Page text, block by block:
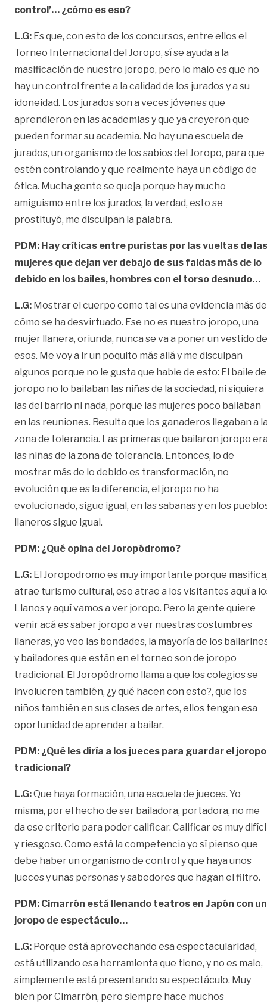
control’… ¿cómo es eso?
L.G: Es que, con esto de los concursos, entre ellos el
Torneo Internacional del Joropo, sí se ayuda a la
masificación de nuestro joropo, pero lo malo es que no
hay un control frente a la calidad de los jurados y a su
idoneidad. Los jurados son a veces jóvenes que
aprendieron en las academias y que ya creyeron que
pueden formar su academia. No hay una escuela de
jurados, un organismo de los sabios del Joropo, para que
estén controlando y que realmente haya un código de
ética. Mucha gente se queja porque hay mucho
amiguismo entre los jurados, la verdad, esto se
prostituyó, me disculpan la palabra.
PDM: Hay críticas entre puristas por las vueltas de las
mujeres que dejan ver debajo de sus faldas más de lo
debido en los bailes, hombres con el torso desnudo…
L.G: Mostrar el cuerpo como tal es una evidencia más de
cómo se ha desvirtuado. Ese no es nuestro joropo, una
mujer llanera, oriunda, nunca se va a poner un vestido de
esos. Me voy a ir un poquito más allá y me disculpan
algunos porque no le gusta que hable de esto: El baile
joropo no lo bailaban las niñas de la sociedad, ni siquiera
las del barrio ni nada, porque las mujeres poco bailaban
en las reuniones. Resulta que los ganaderos llegaban a
zona de tolerancia. Las primeras que bailaron joropo
las niñas de la zona de tolerancia. Entonces, lo de
mostrar más de lo debido es transformación, no
evolución que es la diferencia, el joropo no ha
evolucionado, sigue igual, en las sabanas y en los
llaneros sigue igual.
PDM: ¿Qué opina del Joropódromo?
L.G: El Joropodromo es muy importante porque
atrae turismo cultural, eso atrae a los visitantes aquí a
Llanos y aquí vamos a ver joropo. Pero la gente quiere
venir acá es saber joropo a ver nuestras costumbres
llaneras, yo veo las bondades, la mayoría de los
y bailadores que están en el torneo son de joropo
tradicional. El Joropódromo llama a que los colegios se
involucren también, ¿y qué hacen con esto?, que los
niños también en sus clases de artes, ellos tengan esa
oportunidad de aprender a bailar.
PDM: ¿Qué les diría a los jueces para guardar el joropo
tradicional?
L.G:Que haya formación, una escuela de jueces. Yo
misma, por el hecho de ser bailadora, portadora, no me
da ese criterio para poder calificar. Calificar es muy
y riesgoso. Como está la competencia yo sí pienso que
debe haber un organismo de control y que haya unos
jueces y unas personas y sabedores que hagan el filtro.
PDM: Cimarrón está llenando teatros en Japón con un
joropo de espectáculo…
L.G: Porque está aprovechando esa espectacularidad,
está utilizando esa herramienta que tiene, y no es malo,
simplemente está presentando su espectáculo. Muy
bien por Cimarrón, pero siempre hace muchos